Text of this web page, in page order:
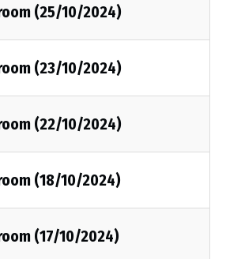
(25/10/2024)
(23/10/2024)
(22/10/2024)
(18/10/2024)
(17/10/2024)